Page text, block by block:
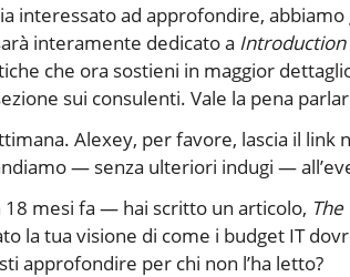
interessato ad approfondire, abbiamo
interamente dedicato a Introduction
che ora sostieni in maggior
sui consulenti. Vale la pena
Alexey, per favore, lascia il link
— senza ulteriori indugi —
mesi fa — hai scritto un articolo,
la tua visione di come i budget IT
approfondire per chi non l’ha letto?